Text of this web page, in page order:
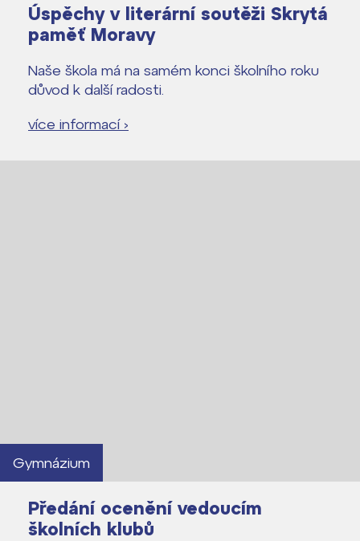
Úspěchy v literární soutěži Skrytá
paměť Moravy
Naše škola má na samém konci školního roku
důvod k další radosti.
více informací ›
Gymnázium
Předání ocenění vedoucím
školních klubů